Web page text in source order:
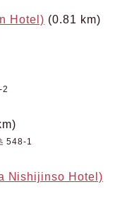
Hotel) (0.81 km)
2
548-1
Nishijinso Hotel)